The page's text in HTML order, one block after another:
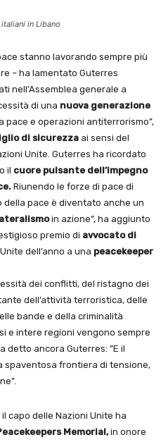
in Libano
stanno lavorando sempre più
– ha lamentato Guterres
nell’Assemblea generale a
di una nuova generazione
pace e operazioni antiterrorismo”,
di sicurezza ai sensi del
Unite. Guterres ha ricordato
il cuore pulsante dell’impegno
Riunendo le forze di pace di
pace è diventato anche un
in azione”, ha aggiunto
premio di avvocato di
dell’anno a una peacekeeper
dei conflitti, del ristagno dei
dell’attività terroristica, delle
bande e della criminalità
e intere regioni vengono sempre
detto ancora Guterres: ”E il
spaventosa frontiera di tensione,
capo delle Nazioni Unite ha
Memorial,in onore